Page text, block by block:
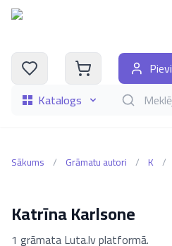
Katalogs Meklēt
Sākums / Grāmatu autori / K /
Katrīna Karlsone
1 grāmata Luta.lv platformā.